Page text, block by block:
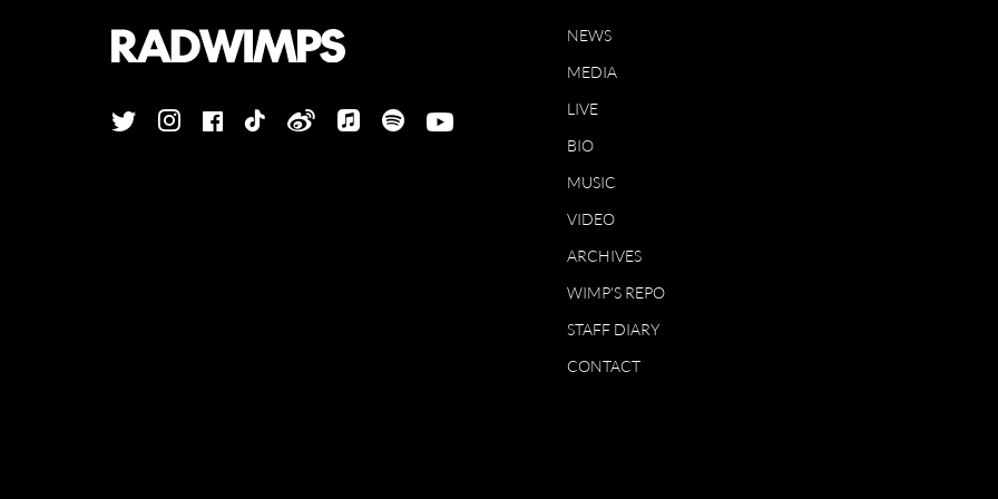
NEWS
MEDIA
LIVE
BIO
MUSIC
VIDEO
ARCHIVES
WIMP'S REPO
STAFF DIARY
CONTACT